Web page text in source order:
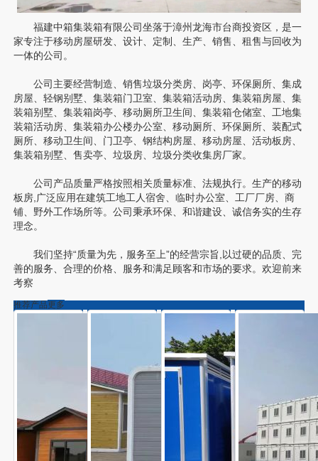
福建中箱集装箱有限公司坐落于漳州龙海市台商投资区，是一
家专注于移动房屋研发、设计、定制、生产、销售、租售与回收为
一体的公司。
公司主要经营制造、销售垃圾分类房、岗亭、环保厕所、集成
房屋、轻钢别墅、集装箱门卫室 、集装箱活动房 、集装箱房屋 、集
装箱别墅、集装箱岗亭 、移动厕所卫生间 、集装箱仓储室、 工地集
装箱活动房 、集装箱办公楼办公室 、移动厕所、环保厕所、装配式
厕所、移动卫生间、门卫亭、钢结构房屋、移动房屋、活动板房、
集装箱别墅、售卖亭、垃圾房、垃圾分类收集房厂家。
公司产品质量严格按照相关质量标准、法规执行。生产的移动
板房,广泛应用在建筑工地工人宿舍 、临时办公室 、工厂厂房、商
铺、野外工作场所等。公司秉承环保、和谐建设、诚信务实的生存
理念。
我们坚持“质量为先，服务至上”的经营宗旨,以过硬的品质、完
善的服务、合理的价格、服务和满足顾客和市场的要求。欢迎前来
考察
推荐产品更多